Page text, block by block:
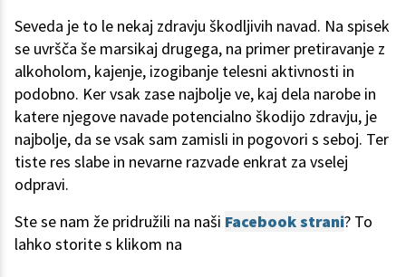
Seveda je to le nekaj zdravju škodljivih navad. Na spisek
se uvršča še marsikaj drugega, na primer pretiravanje z
alkoholom, kajenje, izogibanje telesni aktivnosti in
podobno. Ker vsak zase najbolje ve, kaj dela narobe in
katere njegove navade potencialno škodijo zdravju, je
najbolje, da se vsak sam zamisli in pogovori s seboj. Ter
tiste res slabe in nevarne razvade enkrat za vselej
odpravi.
Ste se nam že pridružili na naši Facebook strani? To
lahko storite s klikom na